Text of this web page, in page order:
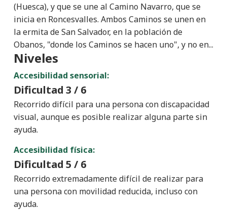
(Huesca), y que se une al Camino Navarro, que se
inicia en Roncesvalles. Ambos Caminos se unen en
la ermita de San Salvador, en la población de
Obanos, "donde los Caminos se hacen uno", y no en...
Niveles
Accesibilidad sensorial:
Dificultad 3 / 6
Recorrido difícil para una persona con discapacidad
visual, aunque es posible realizar alguna parte sin
ayuda.
Accesibilidad física:
Dificultad 5 / 6
Recorrido extremadamente difícil de realizar para
una persona con movilidad reducida, incluso con
ayuda.